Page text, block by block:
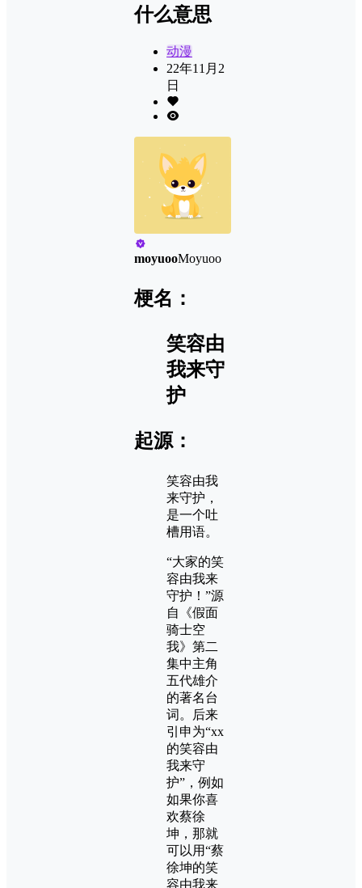
什么意思
动漫
22年11月2
日
moyuooMoyuoo
梗名：
笑容由
我来守
护
起源：
笑容由我
来守护，
是一个吐
槽用语。
“大家的笑
容由我来
守护！”源
自《假面
骑士空
我》第二
集中主角
五代雄介
的著名台
词。后来
引申为“xx
的笑容由
我来守
护”，例如
如果你喜
欢蔡徐
坤，那就
可以用“蔡
徐坤的笑
容由我来‌​​​‌‌‌​​‌​‌​​‌‌​​‌​​​